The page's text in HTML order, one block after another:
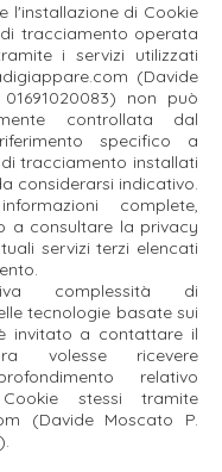
l'installazione di Cookie
tracciamento operata
i servizi utilizzati
(Davide
01691020083) non può
controllata dal
specifico a
tracciamento installati
considerarsi indicativo.
complete,
a consultare la privacy
servizi terzi elencati
complessità di
tecnologie basate sui
invitato a contattare il
volesse ricevere
relativo
stessi tramite
(Davide Moscato P.
.